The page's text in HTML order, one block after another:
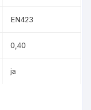
EN423
0,40
ja